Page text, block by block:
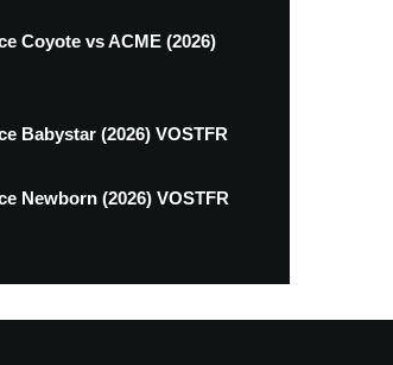
Coyote vs ACME (2026)
Babystar (2026) VOSTFR
Newborn (2026) VOSTFR